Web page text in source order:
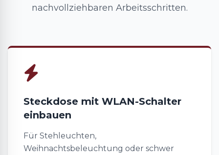
nachvollziehbaren Arbeitsschritten.
Steckdose mit WLAN-Schalter
einbauen
Für Stehleuchten,
Weihnachtsbeleuchtung oder schwer